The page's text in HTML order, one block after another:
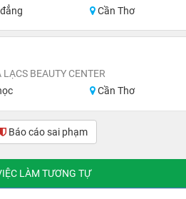
Cần Thơ
BEAUTY CENTER
Cần Thơ
Báo cáo sai phạm(0)
LÀM TƯƠNG TỰ